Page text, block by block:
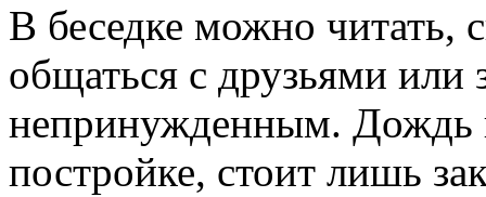
В беседке можно читать,
общаться с друзьями или
непринужденным. Дождь
постройке, стоит лишь